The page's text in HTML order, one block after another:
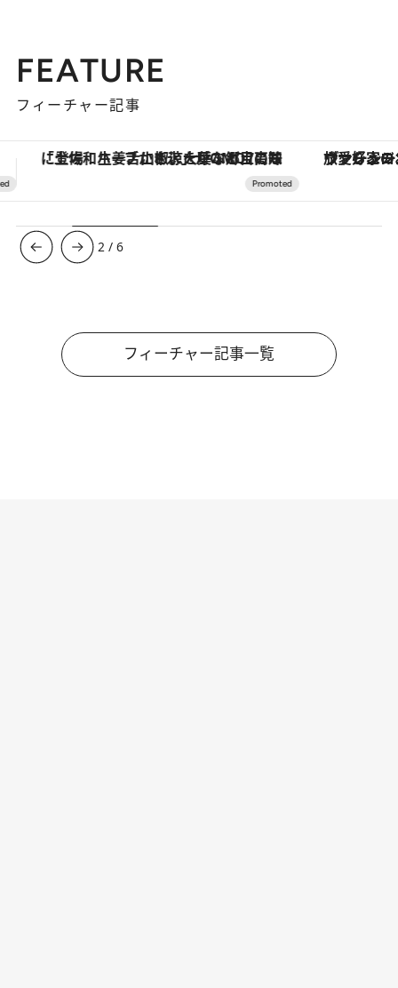
FEATURE
フィーチャー記事
ヴァシュロン・コンスタンタン「オーヴァーシーズ・オートマティック」。旅愛好家のお気に入りコレクションから、ジェンダーレスな新作が登場
3 /6
フィーチャー記事一覧